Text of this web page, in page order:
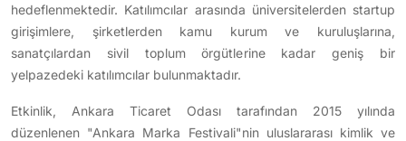
hedeflenmektedir. Katılımcılar arasında üniversitelerden startup
girişimlere, şirketlerden kamu kurum ve kuruluşlarına,
sanatçılardan sivil toplum örgütlerine kadar geniş bir
yelpazedeki katılımcılar bulunmaktadır.
Etkinlik, Ankara Ticaret Odası tarafından 2015 yılında
düzenlenen "Ankara Marka Festivali"nin uluslararası kimlik ve